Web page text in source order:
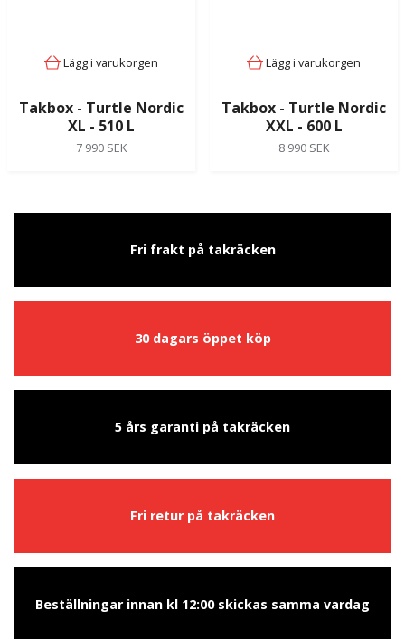
Lägg i varukorgen
Takbox - Turtle Nordic
XL - 510 L
7 990 SEK
Lägg i varukorgen
Takbox - Turtle Nordic
XXL - 600 L
8 990 SEK
Fri frakt på takräcken
30 dagars öppet köp
5 års garanti på takräcken
Fri retur på takräcken
Beställningar innan kl 12:00 skickas samma vardag